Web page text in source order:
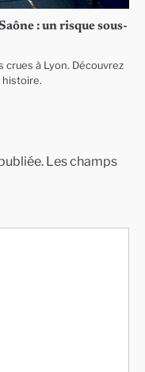
: un risque sous-
à Lyon. Découvrez
histoire.
Les champs